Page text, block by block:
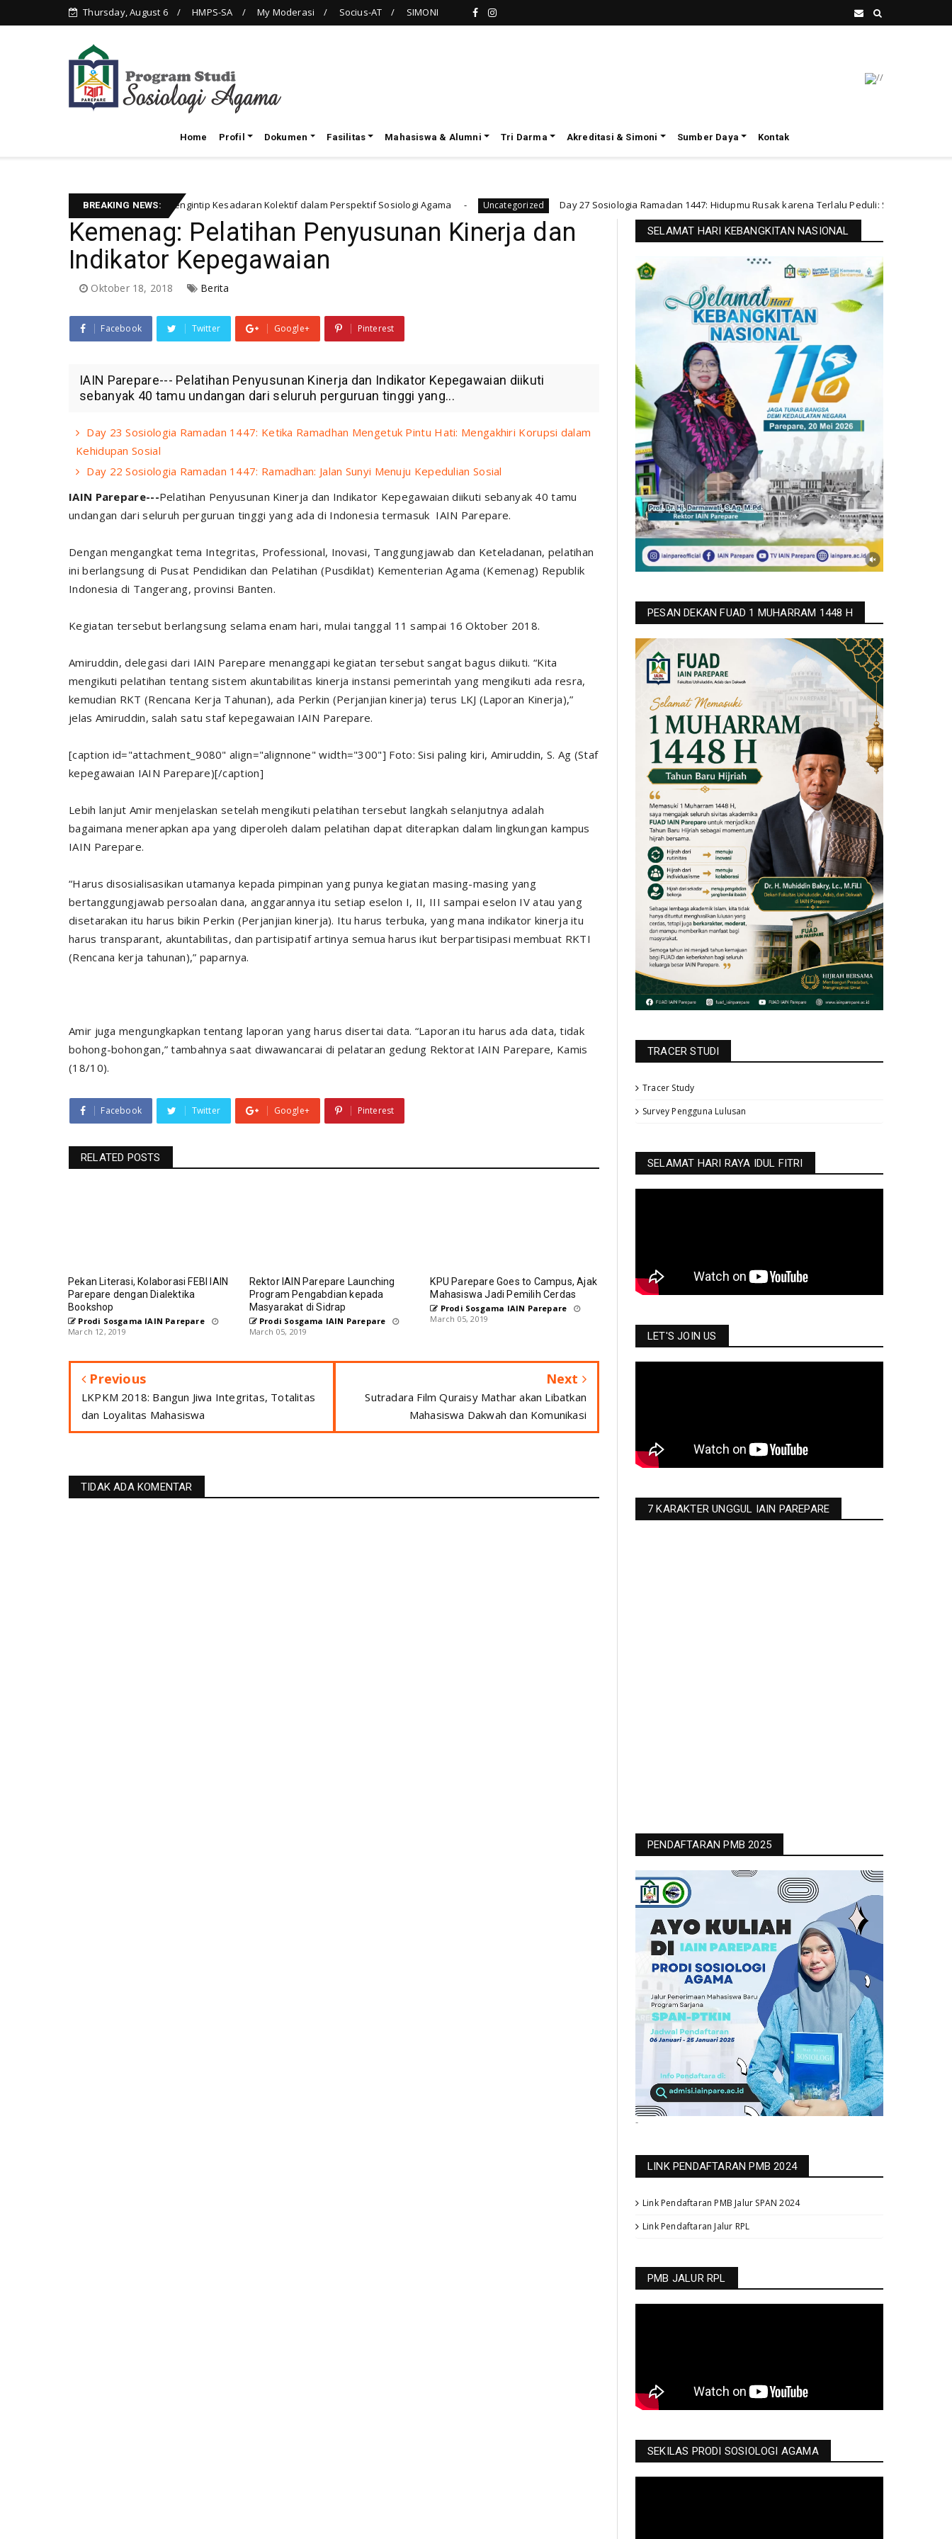
Thursday, August 6 HMPS-SA My Moderasi Socius-AT SIMONI
Home Profil Dokumen Fasilitas Mahasiswa & Alumni Tri Darma Akreditasi & Simoni Sumber Daya Kontak
BREAKING NEWS:
Ramadan 1447: Mengintip Kesadaran Kolektif dalam Perspektif Sosiologi Agama Uncategorized Day 27 Sosiologia Ramadan 1447: Hidupmu Rusak karena Terlalu Peduli: Sebuah Refleksi Sosiologi agama
Kemenag: Pelatihan Penyusunan Kinerja dan
Indikator Kepegawaian
Oktober 18, 2018 Berita
Facebook Twitter Google+ Pinterest
IAIN Parepare--- Pelatihan Penyusunan Kinerja dan Indikator Kepegawaian diikuti
sebanyak 40 tamu undangan dari seluruh perguruan tinggi yang...
Day 23 Sosiologia Ramadan 1447: Ketika Ramadhan Mengetuk Pintu Hati: Mengakhiri Korupsi dalam
Kehidupan Sosial
Day 22 Sosiologia Ramadan 1447: Ramadhan: Jalan Sunyi Menuju Kepedulian Sosial
IAIN Parepare---Pelatihan Penyusunan Kinerja dan Indikator Kepegawaian diikuti sebanyak 40 tamu
undangan dari seluruh perguruan tinggi yang ada di Indonesia termasuk IAIN Parepare.
Dengan mengangkat tema Integritas, Professional, Inovasi, Tanggungjawab dan Keteladanan, pelatihan
ini berlangsung di Pusat Pendidikan dan Pelatihan (Pusdiklat) Kementerian Agama (Kemenag) Republik
Indonesia di Tangerang, provinsi Banten.
Kegiatan tersebut berlangsung selama enam hari, mulai tanggal 11 sampai 16 Oktober 2018.
Amiruddin, delegasi dari IAIN Parepare menanggapi kegiatan tersebut sangat bagus diikuti. “Kita
mengikuti pelatihan tentang sistem akuntabilitas kinerja instansi pemerintah yang mengikuti ada resra,
kemudian RKT (Rencana Kerja Tahunan), ada Perkin (Perjanjian kinerja) terus LKJ (Laporan Kinerja),”
jelas Amiruddin, salah satu staf kepegawaian IAIN Parepare.
[caption id="attachment_9080" align="alignnone" width="300"] Foto: Sisi paling kiri, Amiruddin, S. Ag (Staf
kepegawaian IAIN Parepare)[/caption]
Lebih lanjut Amir menjelaskan setelah mengikuti pelatihan tersebut langkah selanjutnya adalah
bagaimana menerapkan apa yang diperoleh dalam pelatihan dapat diterapkan dalam lingkungan kampus
IAIN Parepare.
“Harus disosialisasikan utamanya kepada pimpinan yang punya kegiatan masing-masing yang
bertanggungjawab persoalan dana, anggarannya itu setiap eselon I, II, III sampai eselon IV atau yang
disetarakan itu harus bikin Perkin (Perjanjian kinerja). Itu harus terbuka, yang mana indikator kinerja itu
harus transparant, akuntabilitas, dan partisipatif artinya semua harus ikut berpartisipasi membuat RKTI
(Rencana kerja tahunan),” paparnya.
Amir juga mengungkapkan tentang laporan yang harus disertai data. “Laporan itu harus ada data, tidak
bohong-bohongan,” tambahnya saat diwawancarai di pelataran gedung Rektorat IAIN Parepare, Kamis
(18/10).
Facebook Twitter Google+ Pinterest
RELATED POSTS
Pekan Literasi, Kolaborasi FEBI IAIN
Parepare dengan Dialektika
Bookshop
Prodi Sosgama IAIN Parepare
March 12, 2019
Rektor IAIN Parepare Launching
Program Pengabdian kepada
Masyarakat di Sidrap
Prodi Sosgama IAIN Parepare
March 05, 2019
KPU Parepare Goes to Campus, Ajak
Mahasiswa Jadi Pemilih Cerdas
Prodi Sosgama IAIN Parepare
March 05, 2019
Previous
LKPKM 2018: Bangun Jiwa Integritas, Totalitas
dan Loyalitas Mahasiswa
Next
Sutradara Film Quraisy Mathar akan Libatkan
Mahasiswa Dakwah dan Komunikasi
TIDAK ADA KOMENTAR
SELAMAT HARI KEBANGKITAN NASIONAL
PESAN DEKAN FUAD 1 MUHARRAM 1448 H
TRACER STUDI
Tracer Study
Survey Pengguna Lulusan
SELAMAT HARI RAYA IDUL FITRI
LET'S JOIN US
7 KARAKTER UNGGUL IAIN PAREPARE
PENDAFTARAN PMB 2025
-
LINK PENDAFTARAN PMB 2024
Link Pendaftaran PMB Jalur SPAN 2024
Link Pendaftaran Jalur RPL
PMB JALUR RPL
SEKILAS PRODI SOSIOLOGI AGAMA